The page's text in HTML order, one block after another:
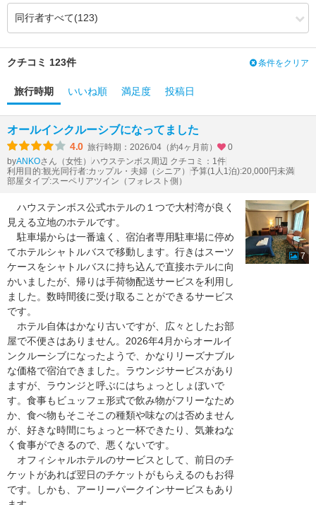
接客対応 3.93 3.97（+0.04）
風呂
食事・ドリンク
クチコミ 123件 条件をクリア
旅行時期 いいね順 満足度 投稿日
オールインクルーシブになってました
4.0 旅行時期：2026/04（約4ヶ月前）
0
byANKOさん（女性） ハウステンボス周辺 クチコミ：1件
利用目的:観光 同行者:カップル・夫婦（シニア） 予算(1人1泊):20,000円未満
部屋タイプ:スーペリアツイン（フォレスト側）
ハウステンボス公式ホテルの１つで大村湾が良く
見える立地のホテルです。
駐車場からは一番遠く、宿泊者専用駐車場に停め
てホテルシャトルバスで移動します。行きはスーツ
ケースをシャトルバスに持ち込んで直接ホテルに向
かいましたが、帰りは手荷物配送サービスを利用し
ました。数時間後に受け取ることができるサービス
です。
ホテル自体はかなり古いですが、広々としたお部
屋で不便さはありません。2026年4月からオールイ
ンクルーシブになったようで、かなりリーズナブル
な価格で宿泊できました。ラウンジサービスがあり
ますが、ラウンジと呼ぶにはちょっとしょぼいで
す。食事もビュッフェ形式で飲み物がフリーなため
か、食べ物もそこそこの種類や味なのは否めません
が、好きな時間にちょっと一杯できたり、気兼ねな
く食事ができるので、悪くないです。
オフィシャルホテルのサービスとして、前日のチ
ケットがあれば翌日のチケットがもらえるのもお得
です。しかも、アーリーパークインサービスもあり
7